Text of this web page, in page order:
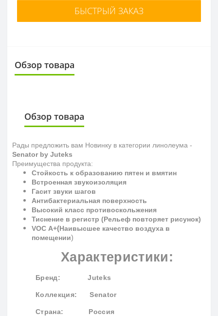
БЫСТРЫЙ ЗАКАЗ
Обзор товара
Обзор товара
Рады предложить вам Новинку в категории линолеума -
Senatorby Juteks
Преимущества продукта:
Стойкость к образованию пятен и вмятин
Встроенная звукоизоляция
Гасит звуки шагов
Антибактериальная поверхность
Высокий класс противоскольжения
Тиснение в регистр (Рельеф повторяет рисунок)
VOC A+(Наивысшее качество воздуха в
помещении)
Характеристики:
Бренд: Juteks
Коллекция: Senator
Страна: Россия